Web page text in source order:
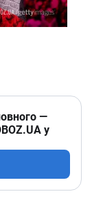
—
у